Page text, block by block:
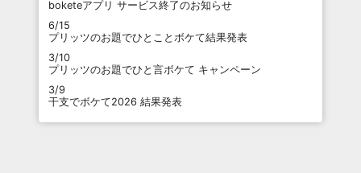
boketeアプリ サービス終了のお知らせ
6/15
プリッツのお題でひとことボケて結果発表
3/10
プリッツのお題でひと言ボケて キャンペーン
3/9
干支でボケて2026 結果発表